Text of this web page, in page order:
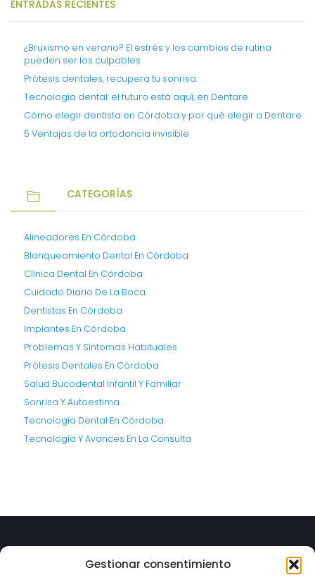
Gestionar consentimiento
ENTRADAS RECIENTES
¿Bruxismo en verano? El estrés y los cambios de rutina
pueden ser los culpables
Prótesis dentales, recupera tu sonrisa.
Tecnología dental: el futuro está aquí, en Dentare
Cómo elegir dentista en Córdoba y por qué elegir a Dentare
5 Ventajas de la ortodoncia invisible
CATEGORÍAS
Alineadores En Córdoba
Blanqueamiento Dental En Córdoba
Clínica Dental En Córdoba
Cuidado Diario De La Boca
Dentistas En Córdoba
Implantes En Córdoba
Problemas Y Síntomas Habituales
Prótesis Dentales En Córdoba
Salud Bucodental Infantil Y Familiar
Sonrisa Y Autoestima
Tecnología Dental En Córdoba
Tecnología Y Avances En La Consulta